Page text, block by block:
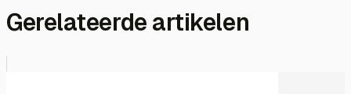
Gerelateerde artikelen